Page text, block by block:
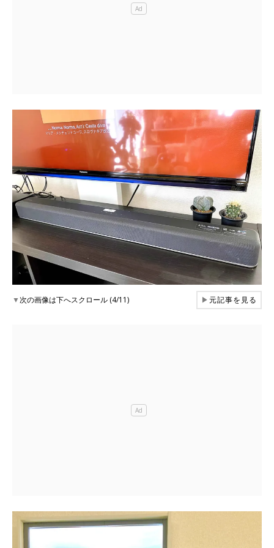
▼次の画像は下へスクロール (4/11) ▶元記事を見る